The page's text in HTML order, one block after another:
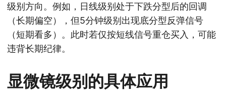
级别方向。例如，日线级别处于下跌分型后的回调
（长期偏空），但5分钟级别出现底分型反弹信号
（短期看多）。此时若仅按短线信号重仓买入，可能
违背长期纪律。
显微镜级别的具体应用